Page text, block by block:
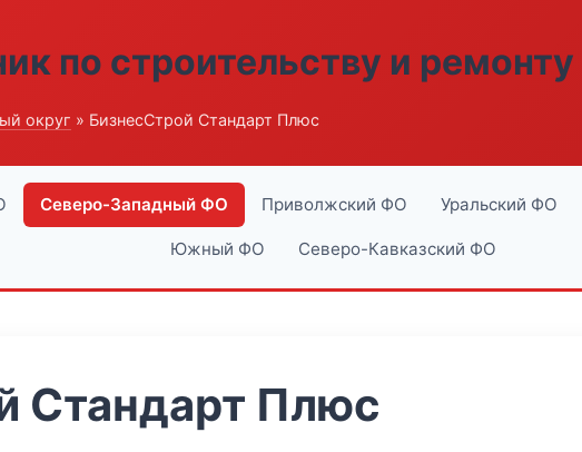
по строительству и ремонту
округ » БизнесСтрой Стандарт Плюс
Северо-Западный ФО Приволжский ФО Уральский ФО
Южный ФО Северо-Кавказский ФО
Стандарт Плюс